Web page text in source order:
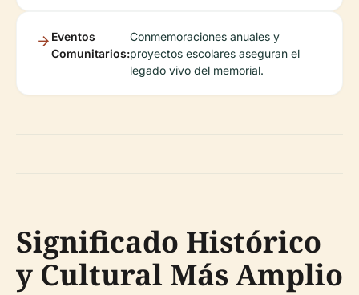
Eventos
Comunitarios:
Conmemoraciones anuales y
proyectos escolares aseguran el
legado vivo del memorial.
Significado Histórico
y Cultural Más Amplio